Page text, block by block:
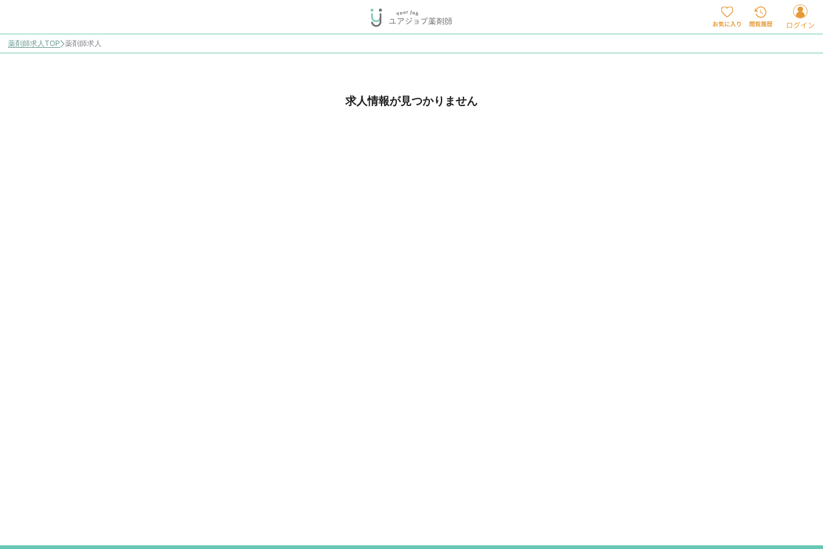
薬剤師求人TOP 薬剤師求人
求人情報が見つかりません